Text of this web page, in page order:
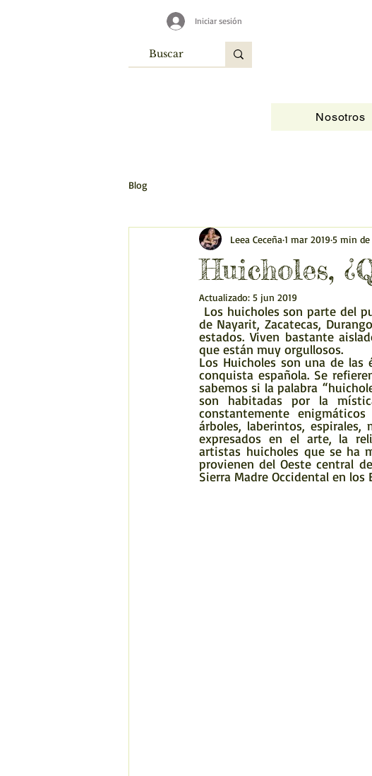
Iniciar sesión
Nosotros
Blog
Huicholes,
Leea Ceceña 1 mar 2019 5 min de
Actualizado: 5 jun 2019
Los huicholes son parte del
de Nayarit, Zacatecas,
estados. Viven bastante
que están muy orgullosos.
Los Huicholes son una de las
conquista española. Se
sabemos si la palabra
son habitadas por la
constantemente
árboles, laberintos, espirales,
expresados en el arte, la
artistas huicholes que se ha
provienen del Oeste central
Sierra Madre Occidental en los